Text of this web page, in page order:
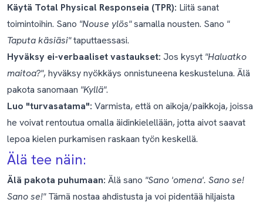
Käytä Total Physical Responseia (TPR): Liitä sanat
toimintoihin. Sano "Nouse ylös"samalla nousten. Sano "
Taputa käsiäsi"taputtaessasi.
Hyväksy ei-verbaaliset vastaukset: Jos kysyt "Haluatko
maitoa?", hyväksy nyökkäys onnistuneena keskusteluna. Älä
pakota sanomaan "Kyllä".
Luo "turvasatama": Varmista, että on aikoja/paikkoja, joissa
he voivat rentoutua omalla äidinkielellään, jotta aivot saavat
lepoa kielen purkamisen raskaan työn keskellä.
Älä tee näin:
Älä pakota puhumaan: Älä sano "Sano 'omena'. Sano se!
Sano se!"Tämä nostaa ahdistusta ja voi pidentää hiljaista